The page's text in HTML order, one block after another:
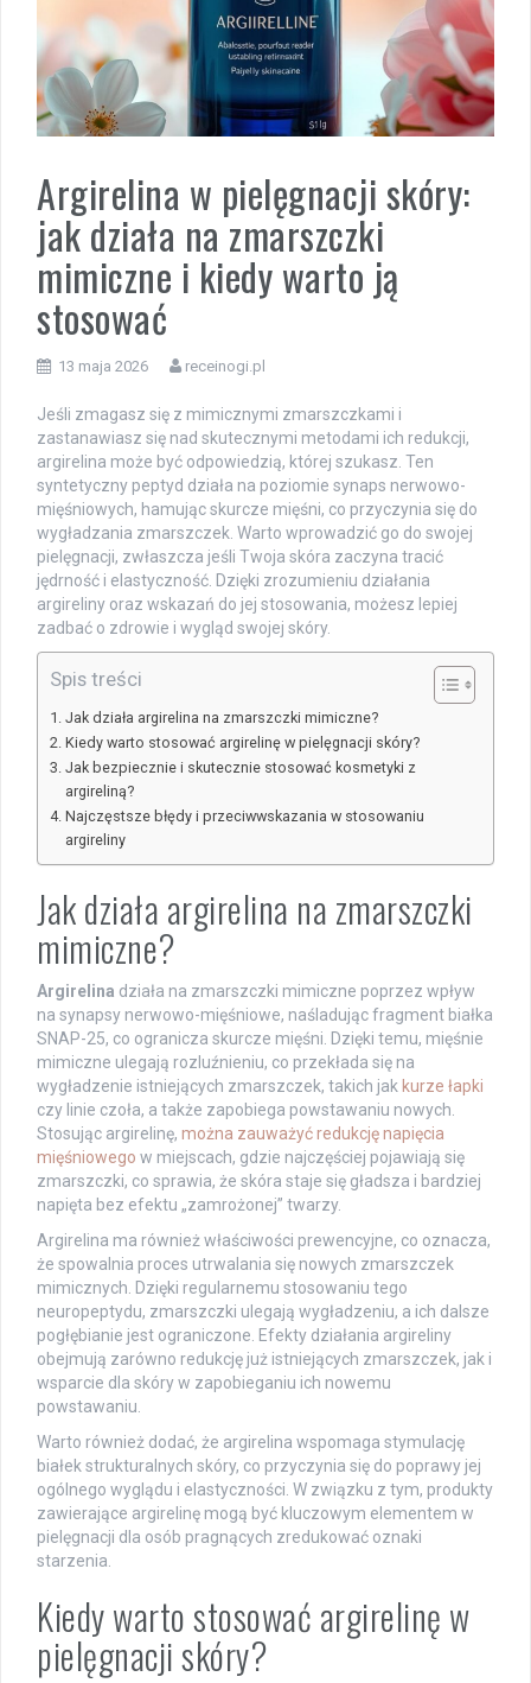
Argirelina w pielęgnacji skóry:
jak działa na zmarszczki
mimiczne i kiedy warto ją
stosować
13 maja 2026 receinogi.pl
Jeśli zmagasz się z mimicznymi zmarszczkami i
zastanawiasz się nad skutecznymi metodami ich redukcji,
argirelina może być odpowiedzią, której szukasz. Ten
syntetyczny peptyd działa na poziomie synaps nerwowo-
mięśniowych, hamując skurcze mięśni, co przyczynia się do
wygładzania zmarszczek. Warto wprowadzić go do swojej
pielęgnacji, zwłaszcza jeśli Twoja skóra zaczyna tracić
jędrność i elastyczność. Dzięki zrozumieniu działania
argireliny oraz wskazań do jej stosowania, możesz lepiej
zadbać o zdrowie i wygląd swojej skóry.
Spis treści
Jak działa argirelina na zmarszczki mimiczne?
Kiedy warto stosować argirelinę w pielęgnacji skóry?
Jak bezpiecznie i skutecznie stosować kosmetyki z
argireliną?
Najczęstsze błędy i przeciwwskazania w stosowaniu
argireliny
Jak działa argirelina na zmarszczki
mimiczne?
Argirelina działa na zmarszczki mimiczne poprzez wpływ
na synapsy nerwowo-mięśniowe, naśladując fragment białka
SNAP-25, co ogranicza skurcze mięśni. Dzięki temu, mięśnie
mimiczne ulegają rozluźnieniu, co przekłada się na
wygładzenie istniejących zmarszczek, takich jak kurze łapki
czy linie czoła, a także zapobiega powstawaniu nowych.
Stosując argirelinę, można zauważyć redukcję napięcia
mięśniowego w miejscach, gdzie najczęściej pojawiają się
zmarszczki, co sprawia, że skóra staje się gładsza i bardziej
napięta bez efektu „zamrożonej” twarzy.
Argirelina ma również właściwości prewencyjne, co oznacza,
że spowalnia proces utrwalania się nowych zmarszczek
mimicznych. Dzięki regularnemu stosowaniu tego
neuropeptydu, zmarszczki ulegają wygładzeniu, a ich dalsze
pogłębianie jest ograniczone. Efekty działania argireliny
obejmują zarówno redukcję już istniejących zmarszczek, jak i
wsparcie dla skóry w zapobieganiu ich nowemu
powstawaniu.
Warto również dodać, że argirelina wspomaga stymulację
białek strukturalnych skóry, co przyczynia się do poprawy jej
ogólnego wyglądu i elastyczności. W związku z tym, produkty
zawierające argirelinę mogą być kluczowym elementem w
pielęgnacji dla osób pragnących zredukować oznaki
starzenia.
Kiedy warto stosować argirelinę w
pielęgnacji skóry?